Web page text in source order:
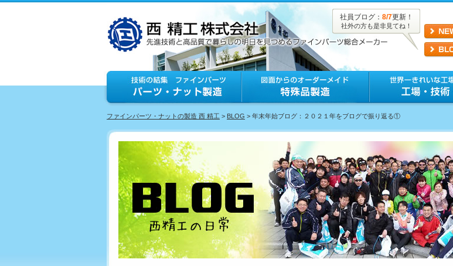
社員ブログ： 8/7更新！
社外の方も是非見てね！
ファインパーツ・ナットの製造 西 精工 > BLOG > 年末年始ブログ：２０２１年をブログで振り返る①